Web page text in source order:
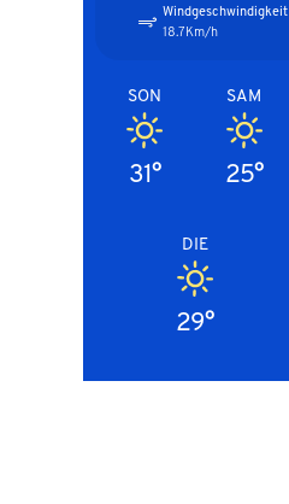
Windgeschwindigkeit
18.7Km/h
SAM
25°
SON
31°
DIE
29°